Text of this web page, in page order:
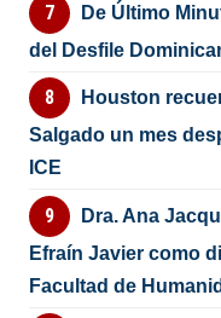
De Último
del Desfile
Houston
Salgado un mes
ICE
Dra. Ana
Efraín Javier como
Facultad de